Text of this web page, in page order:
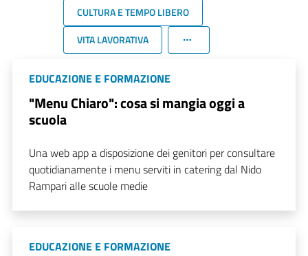
CULTURA E TEMPO LIBERO
VITA LAVORATIVA
EDUCAZIONE E FORMAZIONE
"Menu Chiaro": cosa si mangia oggi a
scuola
Una web app a disposizione dei genitori per consultare
quotidianamente i menu serviti in catering dal Nido
Rampari alle scuole medie
EDUCAZIONE E FORMAZIONE